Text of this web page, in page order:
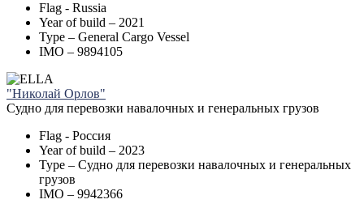
Flag - Russia
Year of build – 2021
Type – General Cargo Vessel
IMO – 9894105
"Николай Орлов"
Судно для перевозки навалочных и генеральных грузов
Flag - Россия
Year of build – 2023
Type – Судно для перевозки навалочных и генеральных
грузов
IMO – 9942366